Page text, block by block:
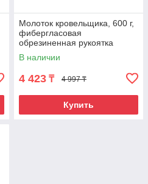
Молоток кровельщика, 600 г,
фибергласовая
обрезиненная рукоятка
Сибртех
В наличии
4 423 ₸ 4 997 ₸
Купить